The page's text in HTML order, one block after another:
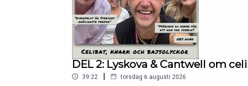
DEL 2: Lyskova & Cantwell om
39:22 | torsdag 6 augusti 2026